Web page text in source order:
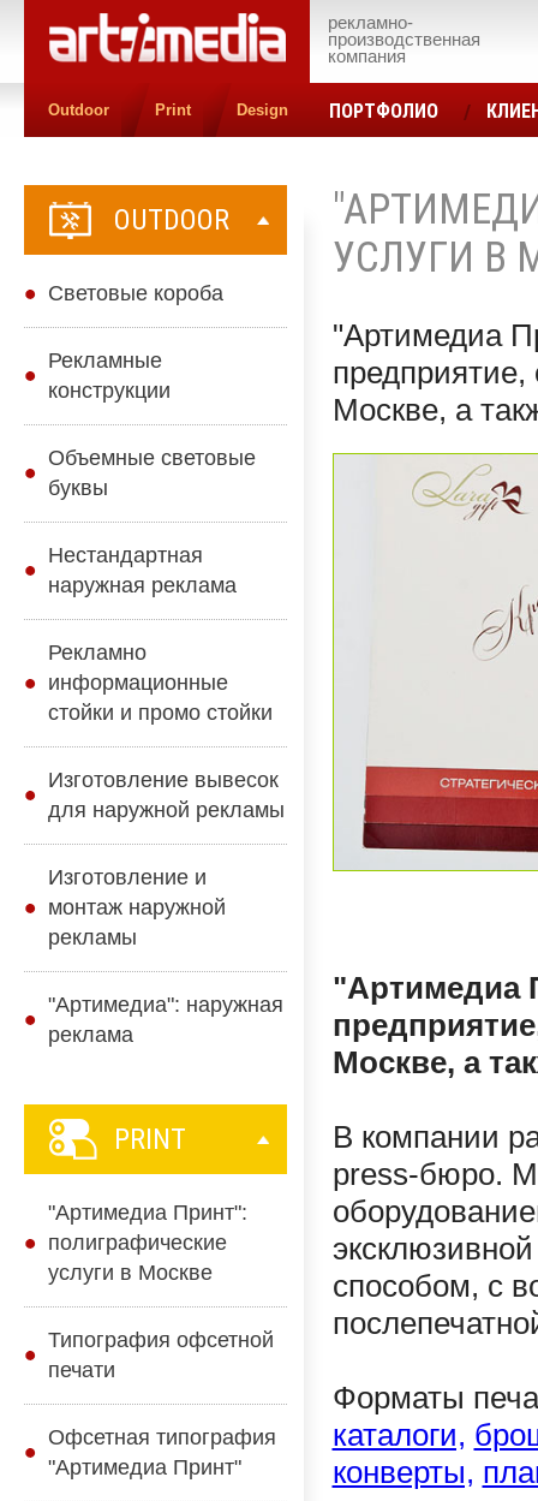
рекламно-
производственная
компания
Outdoor Print Design ПОРТФОЛИО
OUTDOOR
Cветовые короба
Рекламные
конструкции
Объемные световые
буквы
Нестандартная
наружная реклама
Рекламно
информационные
стойки и промо стойки
Изготовление вывесок
для наружной рекламы
Изготовление и
монтаж наружной
рекламы
"Артимедиа": наружная
реклама
PRINT
"Артимедиа Принт":
полиграфические
услуги в Москве
Типография офсетной
печати
Офсетная типография
"Артимедиа Принт"
УСЛУГИ В
"Артимедиа
предприятие,
Москве, а
"Артимедиа
Москве, а
В компании
press-бюро.
способом, с
Форматы
каталоги,
конверты,